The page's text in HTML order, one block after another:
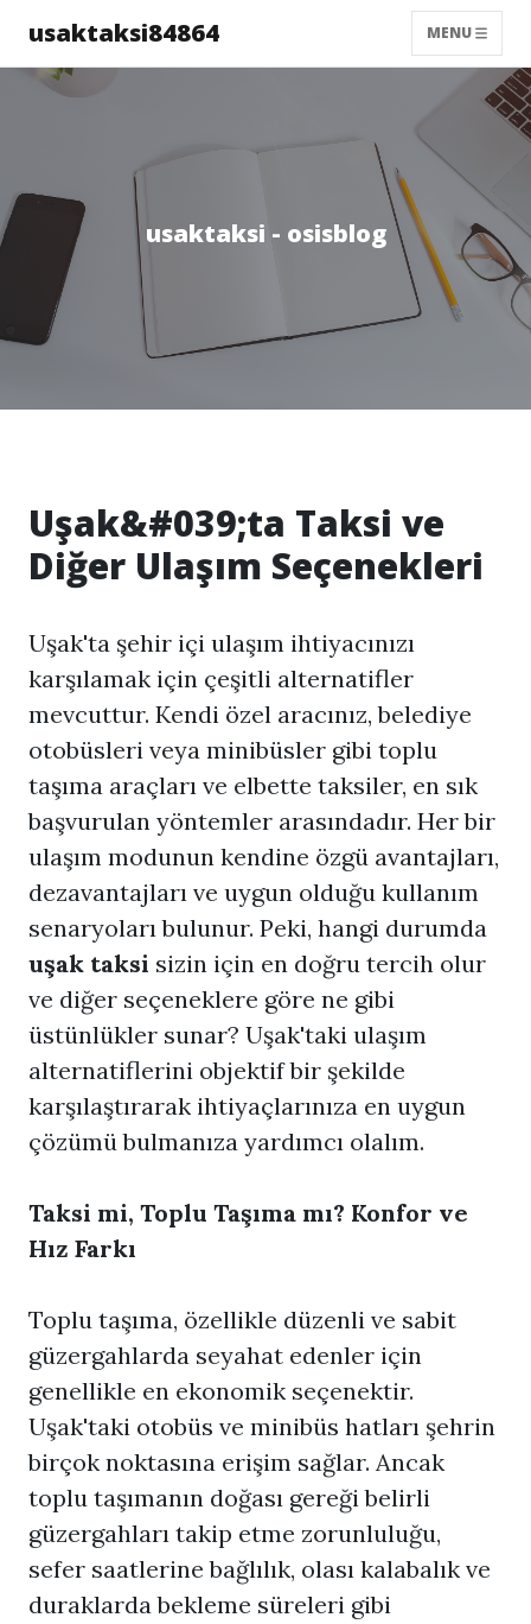
usaktaksi84864 MENU
usaktaksi - osisblog
Uşak&#039;ta Taksi ve
Diğer Ulaşım Seçenekleri
Uşak'ta şehir içi ulaşım ihtiyacınızı
karşılamak için çeşitli alternatifler
mevcuttur. Kendi özel aracınız, belediye
otobüsleri veya minibüsler gibi toplu
taşıma araçları ve elbette taksiler, en sık
başvurulan yöntemler arasındadır. Her bir
ulaşım modunun kendine özgü avantajları,
dezavantajları ve uygun olduğu kullanım
senaryoları bulunur. Peki, hangi durumda
uşak taksi sizin için en doğru tercih olur
ve diğer seçeneklere göre ne gibi
üstünlükler sunar? Uşak'taki ulaşım
alternatiflerini objektif bir şekilde
karşılaştırarak ihtiyaçlarınıza en uygun
çözümü bulmanıza yardımcı olalım.
Taksi mi, Toplu Taşıma mı? Konfor ve
Hız Farkı
Toplu taşıma, özellikle düzenli ve sabit
güzergahlarda seyahat edenler için
genellikle en ekonomik seçenektir.
Uşak'taki otobüs ve minibüs hatları şehrin
birçok noktasına erişim sağlar. Ancak
toplu taşımanın doğası gereği belirli
güzergahları takip etme zorunluluğu,
sefer saatlerine bağlılık, olası kalabalık ve
duraklarda bekleme süreleri gibi